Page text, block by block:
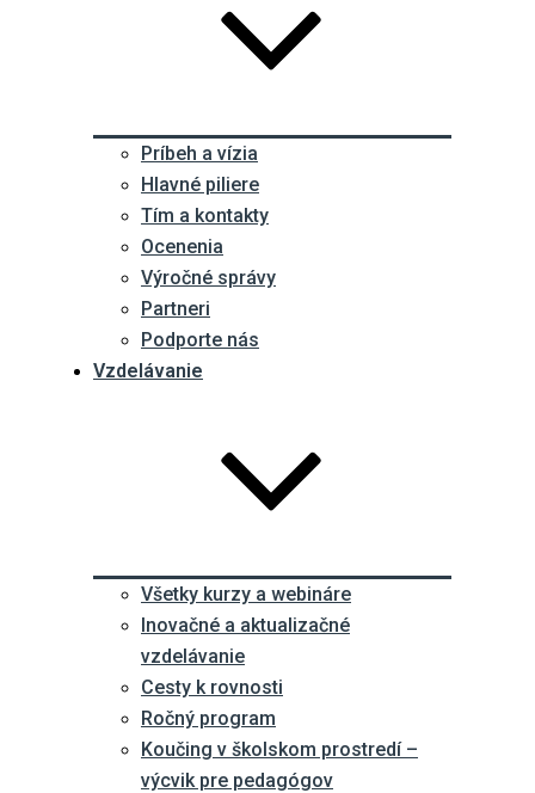
Príbeh a vízia
Hlavné piliere
Tím a kontakty
Ocenenia
Výročné správy
Partneri
Podporte nás
Vzdelávanie
Všetky kurzy a webináre
Inovačné a aktualizačné
vzdelávanie
Cesty k rovnosti
Ročný program
Koučing v školskom prostredí –
výcvik pre pedagógov